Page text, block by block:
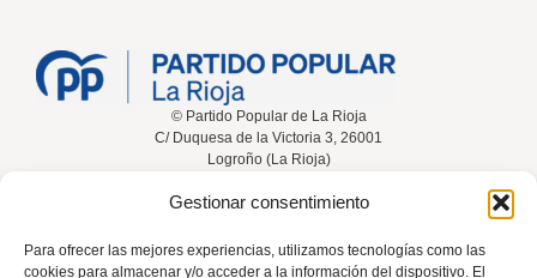
Gestionar consentimiento
Para ofrecer las mejores experiencias, utilizamos tecnologías como las
cookies para almacenar y/o acceder a la información del dispositivo. El
© Partido Popular de La Rioja
C/ Duquesa de la Victoria 3, 26001
Logroño (La Rioja)